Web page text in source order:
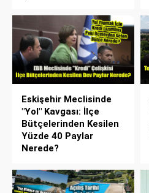
Eskişehir Meclisinde
"Yol" Kavgası: İlçe
Bütçelerinden Kesilen
Yüzde 40 Paylar
Nerede?